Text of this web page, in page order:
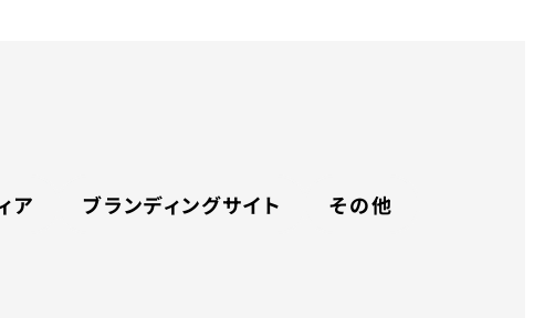
ア ブランディングサイト その他